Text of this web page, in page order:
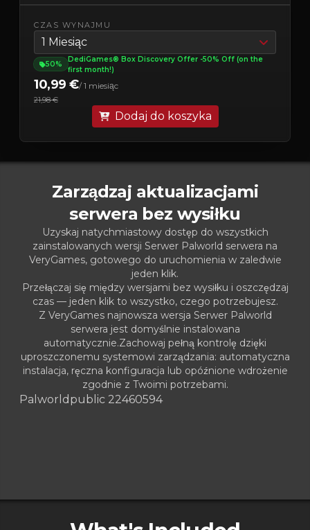
CZAS WYNAJMU
1 Miesiąc
50%
DediGames® Box Discovery Offer -50% Off (on the
first month!)
10,99 €/ 1 miesiąc
21,98 €
Dodaj do koszyka
Zarządzaj aktualizacjami
serwera bez wysiłku
Uzyskaj natychmiastowy dostęp do wszystkich
zainstalowanych wersji Serwer Palworld serwera na
VeryGames, gotowego do uruchomienia w zaledwie
jeden klik.
Przełączaj się między wersjami bez wysiłku i oszczędzaj
czas — jeden klik to wszystko, czego potrzebujesz.
Z VeryGames najnowsza wersja Serwer Palworld
serwera jest domyślnie instalowana
automatycznie.Zachowaj pełną kontrolę dzięki
uproszczonemu systemowi zarządzania: automatyczna
instalacja, ręczna konfiguracja lub opóźnione wdrożenie
zgodnie z Twoimi potrzebami.
Palworld public 22460594